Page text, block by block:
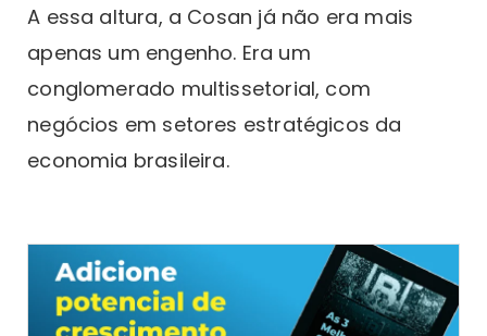
A essa altura, a Cosan já não era mais
apenas um engenho. Era um
conglomerado multissetorial, com
negócios em setores estratégicos da
economia brasileira.